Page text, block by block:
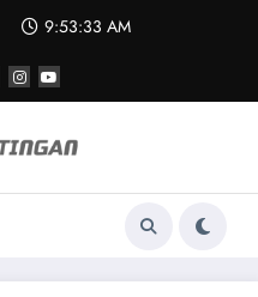
9:53:33 AM